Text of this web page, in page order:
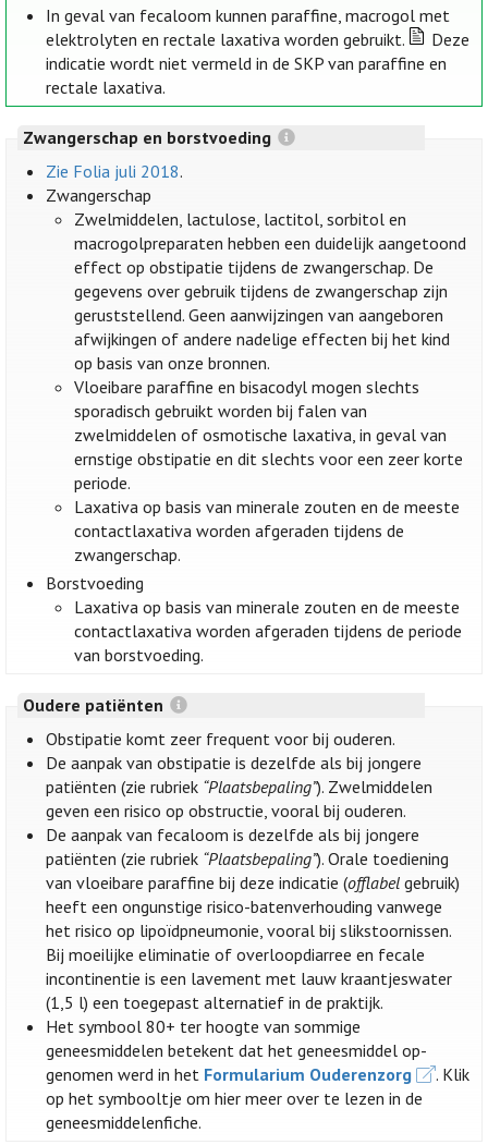
In geval van fecaloom kunnen paraffine, macrogol met
elektrolyten en rectale laxativa worden gebruikt.
Deze
indicatie wordt niet vermeld in de SKP van paraffine en
rectale laxativa.
Zwangerschap en borstvoeding
Zie Folia juli 2018.
Zwangerschap
Zwelmiddelen, lactulose, lactitol, sorbitol en
macrogolpreparaten hebben een duidelijk aangetoond
effect op obstipatie tijdens de zwangerschap. De
gegevens over gebruik tijdens de zwangerschap zijn
geruststellend. Geen aanwijzingen van aangeboren
afwijkingen of andere nadelige effecten bij het kind
op basis van onze bronnen.
Vloeibare paraffine en bisacodyl mogen slechts
sporadisch gebruikt worden bij falen van
zwelmiddelen of osmotische laxativa, in geval van
ernstige obstipatie en dit slechts voor een zeer korte
periode.
Laxativa op basis van minerale zouten en de meeste
contactlaxativa worden afgeraden tijdens de
zwangerschap.
Borstvoeding
Laxativa op basis van minerale zouten en de meeste
contactlaxativa worden afgeraden tijdens de periode
van borstvoeding.
Oudere patiënten
Obstipatie komt zeer frequent voor bij ouderen.
De aanpak van obstipatie is dezelfde als bij jongere
patiënten (zie rubriek “Plaatsbepaling”). Zwelmiddelen
geven een risico op obstructie, vooral bij ouderen.
De aanpak van fecaloom is dezelfde als bij jongere
patiënten (zie rubriek “Plaatsbepaling”). Orale toediening
van vloeibare paraffine bij deze indicatie (offlabel gebruik)
heeft een ongunstige risico-batenverhouding vanwege
het risico op lipoïdpneumonie, vooral bij slikstoornissen.
Bij moeilijke eliminatie of overloopdiarree en fecale
incontinentie is een lavement met lauw kraantjeswater
(1,5 l) een toegepast alternatief in de praktijk.
Het symbool 80+ ter hoogte van sommige
geneesmiddelen betekent dat het geneesmiddel op-
genomen werd in het Formularium Ouderenzorg
. Klik
op het symbooltje om hier meer over te lezen in de
geneesmiddelenfiche.